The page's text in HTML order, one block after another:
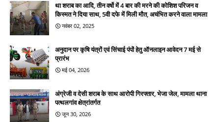
था शराब का आदि, तीन वर्षो में 4 बार की मरने की कोशिश परिजन व
किस्मत ने दिया साथ, 5वी दफे में मिली मौत, अचंभित करने वाला मामला
नवंबर 02, 2025
अनुदान पर कृषि यंत्रों एवं सिंचाई पंपों हेतु ऑनलाइन आवेदन 7 मई से
प्रारंभ
मई 04, 2026
अंग्रेजी व देसी शराब के साथ आरोपी गिरफ्तार, भेजा जेल, मामला थाना
पत्थलगांव क्षेत्रांतर्गत
जून 30, 2026